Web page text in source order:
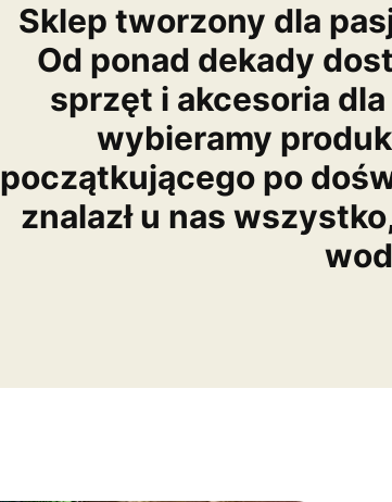
Sklep tworzony dla
Od ponad dekady
sprzęt i akcesoria
wybieramy
początkującego po
znalazł u nas